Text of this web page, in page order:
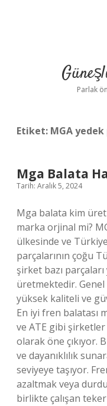
Parlak
Etiket: MGA
Mga Balata
Tarih: Aralık 5, 2024
Mga balata kim
marka orjinal mi?
ülkesinde ve
parçalarının çoğu
şirket bazı
üretmektedir. Genel
yüksek kaliteli ve
En iyi fren balatası
ve ATE gibi
olarak öne çıkıyor.
ve dayanıklılık
seviyeye taşıyor.
azaltmak veya
birlikte çalışan